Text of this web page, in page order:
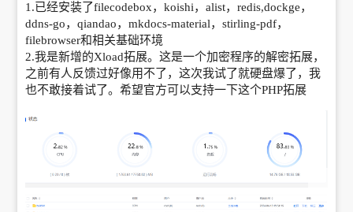
1.已经安装了filecodebox，koishi，alist，redis,dockge，
ddns-go，qiandao，mkdocs-material，stirling-pdf，
filebrowser和相关基础环境
2.我是新增的Xload拓展。这是一个加密程序的解密拓展，
之前有人反馈过好像用不了，这次我试了就硬盘爆了，我
也不敢接着试了。希望官方可以支持一下这个PHP拓展